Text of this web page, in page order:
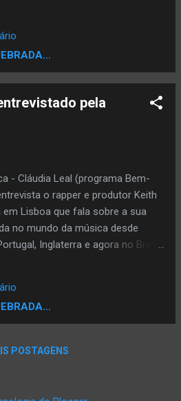
e Kuumba Presentes.
é potencializar
que não tenham aonde
pela
- Cláudia Leal (programa Bem-
o rapper e produtor Keith
em Lisboa que fala sobre a sua
no mundo da música desde
Inglaterra e agora no Brasil.
. Em conversa com Eddie
Keith B Angola fala
caminhada dentro e fora do Hip
também sobre Edi Rock , Dragões
, KL Jay, Black Company , Força
POSTAGENS